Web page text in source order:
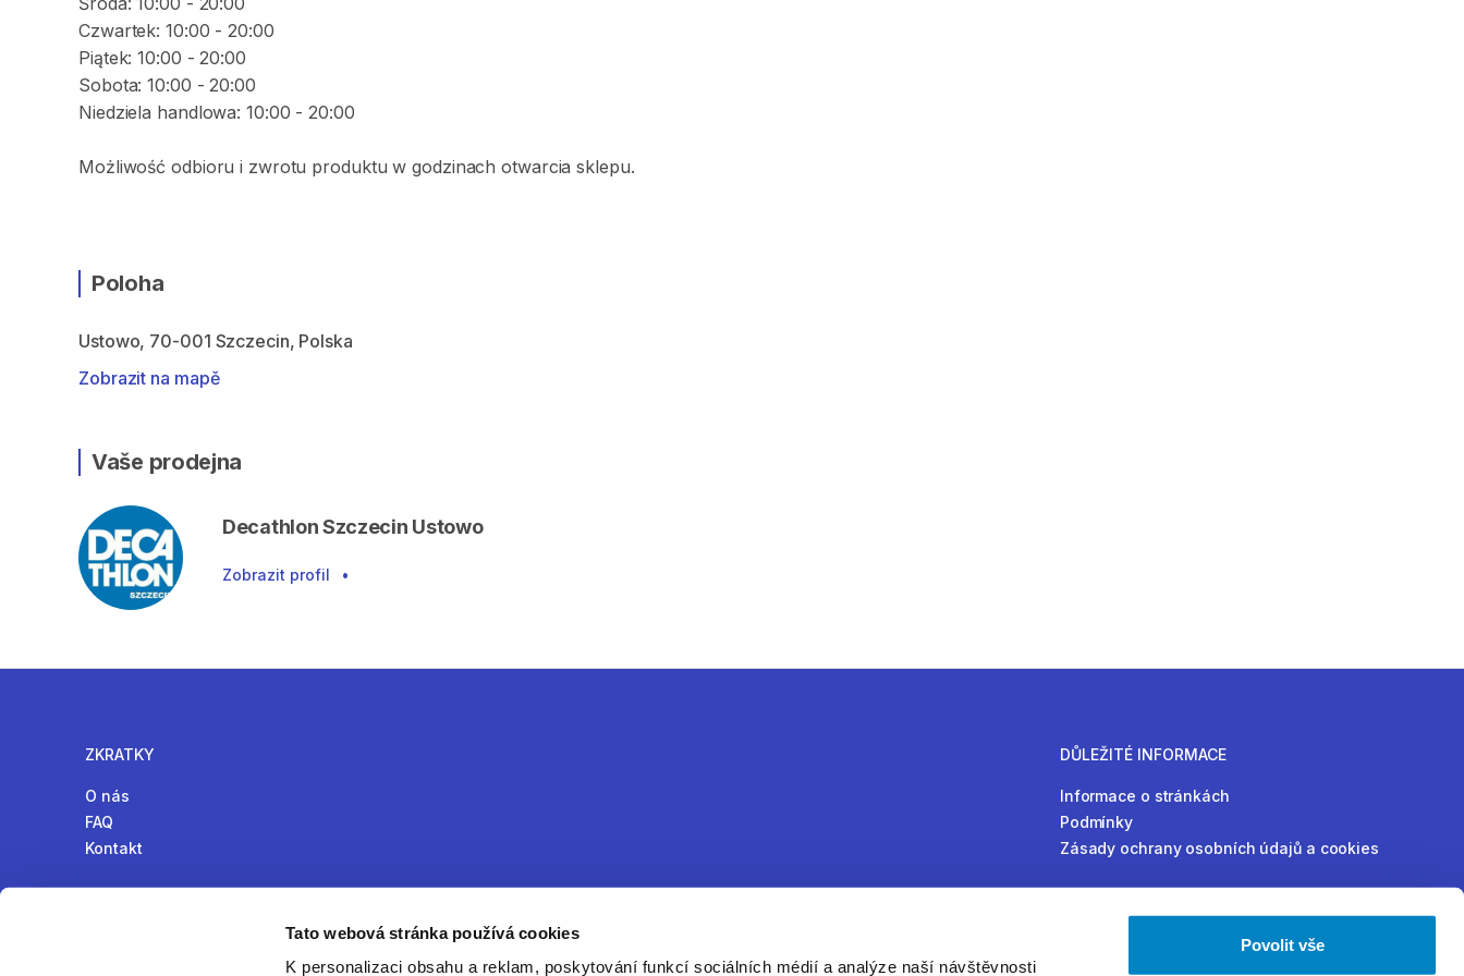
Tato webová stránka používá cookies
K personalizaci obsahu a reklam, poskytování funkcí sociálních médií a analýze naší návštěvnosti
Povolit vše
Czwartek: 10:00 - 20:00
Piątek: 10:00 - 20:00
Sobota: 10:00 - 20:00
Niedziela handlowa: 10:00 - 20:00
Możliwość odbioru i zwrotu produktu w godzinach otwarcia sklepu.
Poloha
Ustowo, 70-001 Szczecin, Polska
Zobrazit na mapě
Vaše prodejna
Decathlon Szczecin Ustowo
Zobrazit profil •
ZKRATKY
O nás
FAQ
Kontakt
DŮLEŽITÉ INFORMACE
Informace o stránkách
Podmínky
Zásady ochrany osobních údajů a cookies
Online komunita pro půjčování produktů v České republice